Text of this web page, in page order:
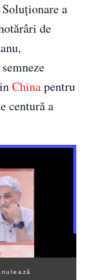
a
de
Chinapentru
centură a